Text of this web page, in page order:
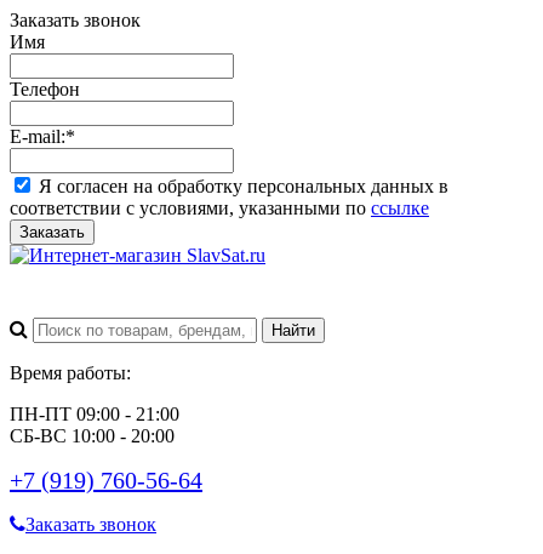
Заказать звонок
Имя
Телефон
E-mail:*
Я согласен на обработку персональных данных в
соответствии с условиями, указанными по ссылке
Заказать
Время работы:
ПН-ПТ 09:00 - 21:00
СБ-ВС 10:00 - 20:00
+7 (919) 760-56-64
Заказать звонок